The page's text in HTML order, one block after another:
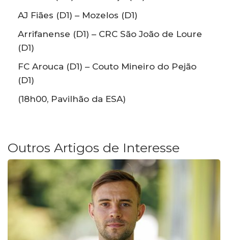
AJ Fiães (D1) – Mozelos (D1)
Arrifanense (D1) – CRC São João de Loure
(D1)
FC Arouca (D1) – Couto Mineiro do Pejão
(D1)
(18h00, Pavilhão da ESA)
Outros Artigos de Interesse